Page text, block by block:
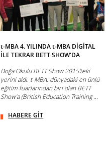
t-MBA 4. YILINDA t-MBA DİGİTAL
İLE TEKRAR BETT SHOW'DA
Doğa Okulu BETT Show 2015'teki
yerini aldı. t-MBA, dünyadaki en ünlü
eğitim fuarlarından biri olan BETT
Show'a (British Education Training ...
HABERE GİT